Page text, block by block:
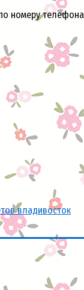
номеру
владивосток